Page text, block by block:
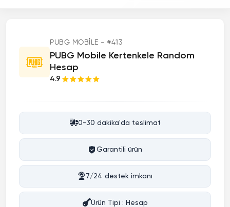
PUBG MOBILE - #413
PUBG Mobile Kertenkele Random
Hesap
4.9
0-30 dakika'da teslimat
Garantili ürün
7/24 destek imkanı
Ürün Tipi : Hesap